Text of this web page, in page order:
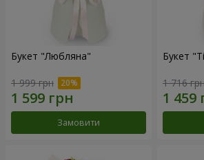
Букет "Любляна"
1 999 грн
Замовити
Букет
1 716